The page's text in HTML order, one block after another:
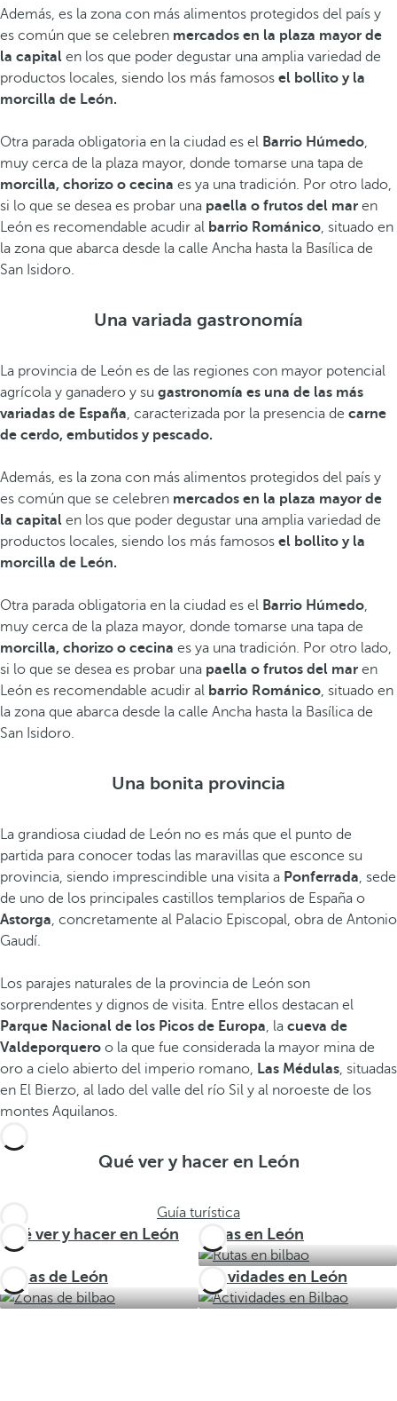
Además, es la zona con más alimentos protegidos del país y
es común que se celebren mercados en la plaza mayor de
la capital en los que poder degustar una amplia variedad de
productos locales, siendo los más famosos el bollito y la
morcilla de León.
Otra parada obligatoria en la ciudad es el Barrio Húmedo,
muy cerca de la plaza mayor, donde tomarse una tapa de
morcilla, chorizo o cecina es ya una tradición. Por otro lado,
si lo que se desea es probar una paella o frutos del mar en
León es recomendable acudir al barrio Románico, situado en
la zona que abarca desde la calle Ancha hasta la Basílica de
San Isidoro.
Una variada gastronomía
La provincia de León es de las regiones con mayor potencial
agrícola y ganadero y su gastronomía es una de las más
variadas de España, caracterizada por la presencia de carne
de cerdo, embutidos y pescado.
Además, es la zona con más alimentos protegidos del país y
es común que se celebren mercados en la plaza mayor de
la capital en los que poder degustar una amplia variedad de
productos locales, siendo los más famosos el bollito y la
morcilla de León.
Otra parada obligatoria en la ciudad es el Barrio Húmedo,
muy cerca de la plaza mayor, donde tomarse una tapa de
morcilla, chorizo o cecina es ya una tradición. Por otro lado,
si lo que se desea es probar una paella o frutos del mar en
León es recomendable acudir al barrio Románico, situado en
la zona que abarca desde la calle Ancha hasta la Basílica de
San Isidoro.
Una bonita provincia
La grandiosa ciudad de León no es más que el punto de
partida para conocer todas las maravillas que esconce su
provincia, siendo imprescindible una visita a Ponferrada, sede
de uno de los principales castillos templarios de España o
Astorga, concretamente al Palacio Episcopal, obra de Antonio
Gaudí.
Los parajes naturales de la provincia de León son
sorprendentes y dignos de visita. Entre ellos destacan el
Parque Nacional de los Picos de Europa, la cueva de
Valdeporquero o la que fue considerada la mayor mina de
oro a cielo abierto del imperio romano, Las Médulas, situadas
en El Bierzo, al lado del valle del río Sil y al noroeste de los
montes Aquilanos.
Qué ver y hacer en León
Guía turística
Qué ver y hacer en León Rutas en León
Zonas de León Actividades en León